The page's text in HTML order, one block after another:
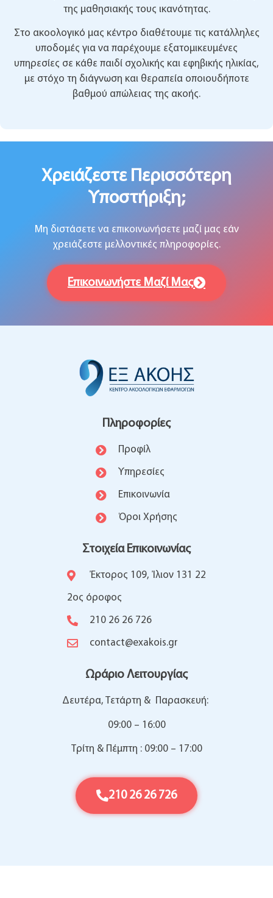
της μαθησιακής τους ικανότητας.
Στο ακοολογικό μας κέντρο διαθέτουμε τις κατάλληλες
υποδομές για να παρέχουμε εξατομικευμένες
υπηρεσίες σε κάθε παιδί σχολικής και εφηβικής ηλικίας,
με στόχο τη διάγνωση και θεραπεία οποιουδήποτε
βαθμού απώλειας της ακοής.
Χρειάζεστε Περισσότερη
Υποστήριξη;
Μη διστάσετε να επικοινωνήσετε μαζί μας εάν
χρειάζεστε μελλοντικές πληροφορίες.
Επικοινωνήστε Μαζί Μας
Πληροφορίες
Προφίλ
Υπηρεσίες
Επικοινωνία
Όροι Χρήσης​
Στοιχεία Επικοινωνίας
Έκτορος 109, Ίλιον 131 22
2ος όροφος
210 26 26 726
contact@exakois.gr
Ωράριο Λειτουργίας
Δευτέρα, Τετάρτη & Παρασκευή:
09:00 – 16:00
Τρίτη & Πέμπτη : 09:00 – 17:00
210 26 26 726